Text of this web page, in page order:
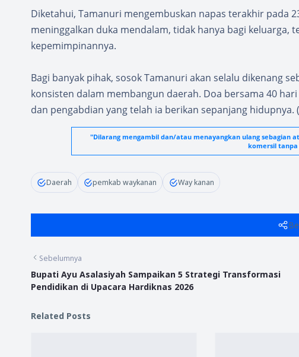
Diketahui, Tamanuri mengembuskan napas terakhir pada
meninggalkan duka mendalam, tidak hanya bagi keluarga,
kepemimpinannya.
Bagi banyak pihak, sosok Tamanuri akan selalu dikenang
konsisten dalam membangun daerah. Doa bersama 40
dan pengabdian yang telah ia berikan sepanjang hidupnya.
"Dilarang mengambil dan/atau menayangkan ulang sebagian
komersil tanpa
Daerah pemkab waykanan Way kanan
Sebelumnya
Bupati Ayu Asalasiyah Sampaikan 5 Strategi Transformasi
Pendidikan di Upacara Hardiknas 2026
Related Posts